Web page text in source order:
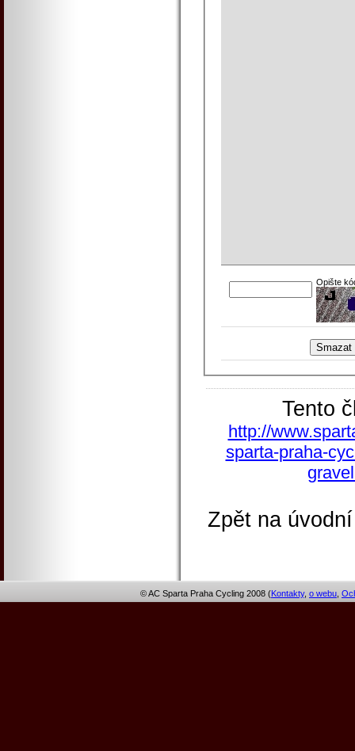
Opište
Tento
http://
sparta-praha-
Zpět na
© AC Sparta Praha Cycling 2008 (Kontakty, o webu